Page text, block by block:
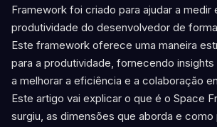
Framework foi criado para ajudar a medir
produtividade do desenvolvedor de
Este framework oferece uma maneira
para a produtividade, fornecendo
a melhorar a eficiência e a colaboração
Este artigo vai explicar o que é o Space
surgiu, as dimensões que aborda e como